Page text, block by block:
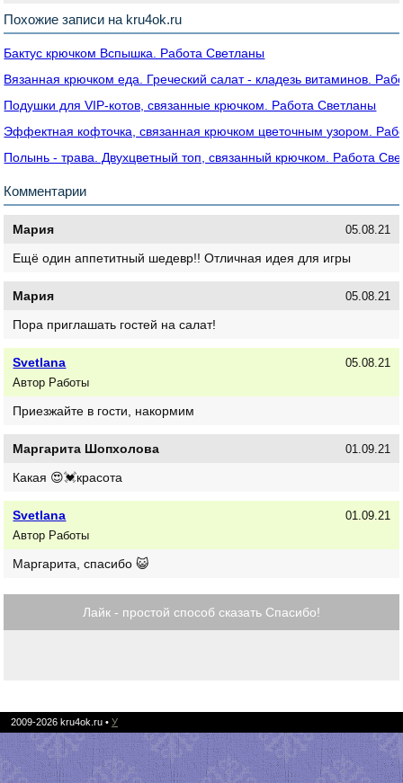
Похожие записи на kru4ok.ru
Бактус крючком Вспышка. Работа Светланы
Вязанная крючком еда. Греческий салат - кладезь витаминов.
Подушки для VIP-котов, связанные крючком. Работа Светланы
Эффектная кофточка, связанная крючком цветочным узором.
Полынь - трава. Двухцветный топ, связанный крючком. Работа
Комментарии
Мария 05.08.21
Ещё один аппетитный шедевр!! Отличная идея для игры
Мария 05.08.21
Пора приглашать гостей на салат!
Svetlana
Автор Работы
05.08.21
Приезжайте в гости, накормим
Маргарита Шопхолова 01.09.21
Какая 😍💓красота
Svetlana
Автор Работы
01.09.21
Маргарита, спасибо 😺
Лайк - простой способ сказать Спасибо!
2009-2026 kru4ok.ru • У